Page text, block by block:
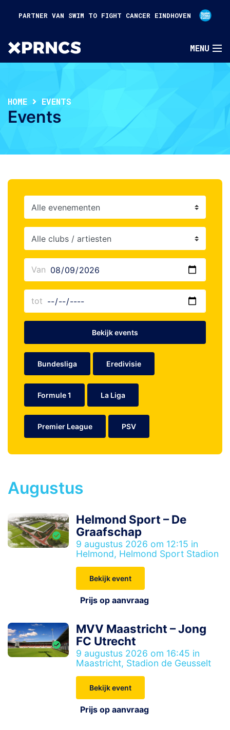
PARTNER VAN SWIM TO FIGHT CANCER EINDHOVEN
HOME EVENTS
Events
Bekijk events
Bundesliga Eredivisie
Formule 1 La Liga
Premier League PSV
Augustus
Helmond Sport – De
Graafschap
9 augustus 2026 om 12:15 in
Helmond, Helmond Sport Stadion
Bekijk event
Prijs op aanvraag
MVV Maastricht – Jong
FC Utrecht
9 augustus 2026 om 16:45 in
Maastricht, Stadion de Geusselt
Bekijk event
Prijs op aanvraag